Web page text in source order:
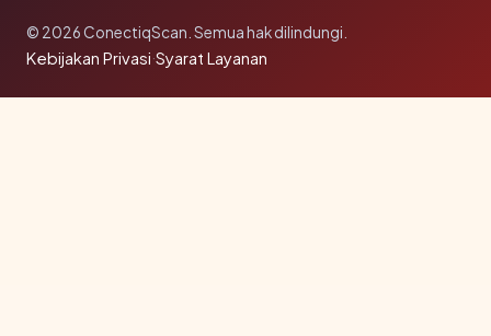
© 2026 ConectiqScan. Semua hak dilindungi.
Kebijakan Privasi·Syarat Layanan